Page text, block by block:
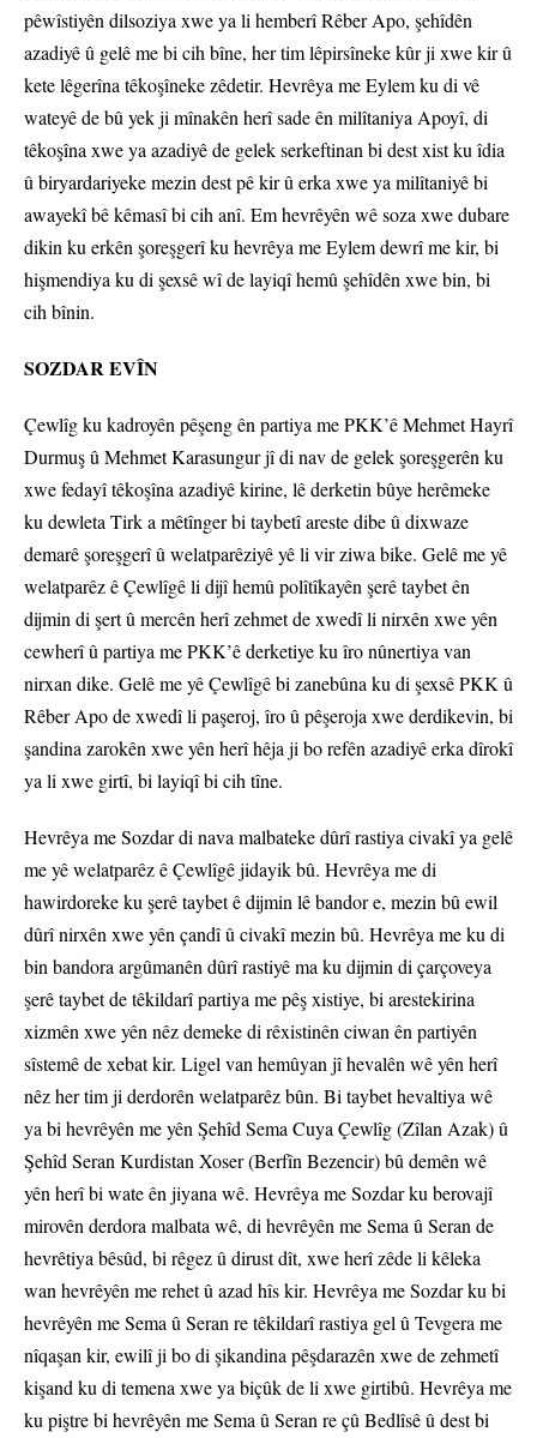
pêwîstiyên dilsoziya xwe ya li hemberî Rêber Apo, şehîdên
azadiyê û gelê me bi cih bîne, her tim lêpirsîneke kûr ji xwe kir û
kete lêgerîna têkoşîneke zêdetir. Hevrêya me Eylem ku di vê
wateyê de bû yek ji mînakên herî sade ên milîtaniya Apoyî, di
têkoşîna xwe ya azadiyê de gelek serkeftinan bi dest xist ku îdia
û biryardariyeke mezin dest pê kir û erka xwe ya milîtaniyê bi
awayekî bê kêmasî bi cih anî. Em hevrêyên wê soza xwe dubare
dikin ku erkên şoreşgerî ku hevrêya me Eylem dewrî me kir, bi
hişmendiya ku di şexsê wî de layiqî hemû şehîdên xwe bin, bi
cih bînin.
SOZDAR EVÎN
Çewlîg ku kadroyên pêşeng ên partiya me PKK’ê Mehmet Hayrî
Durmuş û Mehmet Karasungur jî di nav de gelek şoreşgerên ku
xwe fedayî têkoşîna azadiyê kirine, lê derketin bûye herêmeke
ku dewleta Tirk a mêtînger bi taybetî areste dibe û dixwaze
demarê şoreşgerî û welatparêziyê yê li vir ziwa bike. Gelê me yê
welatparêz ê Çewlîgê li dijî hemû polîtîkayên şerê taybet ên
dijmin di şert û mercên herî zehmet de xwedî li nirxên xwe yên
cewherî û partiya me PKK’ê derketiye ku îro nûnertiya van
nirxan dike. Gelê me yê Çewlîgê bi zanebûna ku di şexsê PKK û
Rêber Apo de xwedî li paşeroj, îro û pêşeroja xwe derdikevin, bi
şandina zarokên xwe yên herî hêja ji bo refên azadiyê erka dîrokî
ya li xwe girtî, bi layiqî bi cih tîne.
Hevrêya me Sozdar di nava malbateke dûrî rastiya civakî ya gelê
me yê welatparêz ê Çewlîgê jidayik bû. Hevrêya me di
hawirdoreke ku şerê taybet ê dijmin lê bandor e, mezin bû ewil
dûrî nirxên xwe yên çandî û civakî mezin bû. Hevrêya me ku di
bin bandora argûmanên dûrî rastiyê ma ku dijmin di çarçoveya
şerê taybet de têkildarî partiya me pêş xistiye, bi arestekirina
xizmên xwe yên nêz demeke di rêxistinên ciwan ên partiyên
sîstemê de xebat kir. Ligel van hemûyan jî hevalên wê yên herî
nêz her tim ji derdorên welatparêz bûn. Bi taybet hevaltiya wê
ya bi hevrêyên me yên Şehîd Sema Cuya Çewlîg (Zîlan Azak) û
Şehîd Seran Kurdistan Xoser (Berfîn Bezencir) bû demên wê
yên herî bi wate ên jiyana wê. Hevrêya me Sozdar ku berovajî
mirovên derdora malbata wê, di hevrêyên me Sema û Seran de
hevrêtiya bêsûd, bi rêgez û dirust dît, xwe herî zêde li kêleka
wan hevrêyên me rehet û azad hîs kir. Hevrêya me Sozdar ku bi
hevrêyên me Sema û Seran re têkildarî rastiya gel û Tevgera me
nîqaşan kir, ewilî ji bo di şikandina pêşdarazên xwe de zehmetî
kişand ku di temena xwe ya biçûk de li xwe girtibû. Hevrêya me
ku piştre bi hevrêyên me Sema û Seran re çû Bedlîsê û dest bi